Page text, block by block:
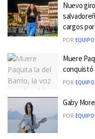
Nuevo
cargos
POR
Muere
conquistó
POR
Gaby
POR